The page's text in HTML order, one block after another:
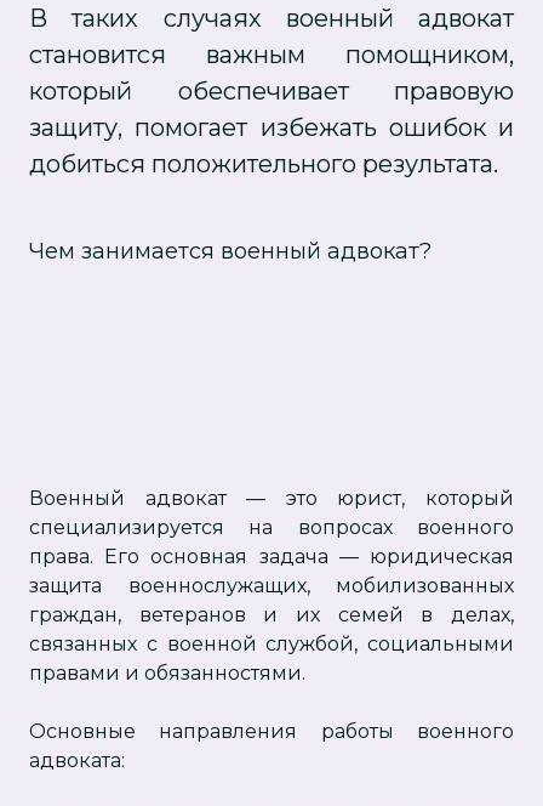
В таких случаях военный адвокат
становится важным помощником,
который обеспечивает правовую
защиту, помогает избежать ошибок и
добиться положительного результата.
Чем занимается военный адвокат?
Военный адвокат — это юрист, который
специализируется на вопросах военного
права. Его основная задача — юридическая
защита военнослужащих, мобилизованных
граждан, ветеранов и их семей в делах,
связанных с военной службой, социальными
правами и обязанностями.
Основные направления работы военного
адвоката: